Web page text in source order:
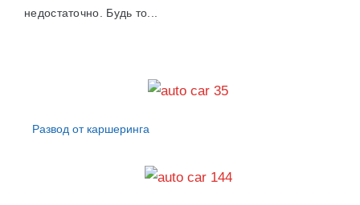
недостаточно. Будь то...
Развод от каршеринга